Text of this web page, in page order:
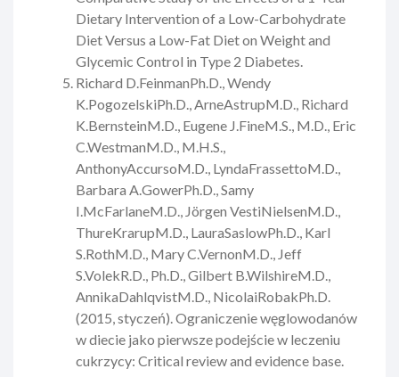
Dietary Intervention of a Low-Carbohydrate
Diet Versus a Low-Fat Diet on Weight and
Glycemic Control in Type 2 Diabetes.
Richard D. FeinmanPh.D., Wendy
K. PogozelskiPh.D., ArneAstrupM.D., Richard
K. BernsteinM.D., Eugene J. FineM.S., M.D., Eric
C.WestmanM.D., M.H.S.,
AnthonyAccursoM.D., LyndaFrassettoM.D.,
Barbara A. GowerPh.D., Samy
I. McFarlaneM.D., Jörgen VestiNielsenM.D.,
ThureKrarupM.D., LauraSaslowPh.D., Karl
S. RothM.D., Mary C.VernonM.D.,
Jeff
S.VolekR.D., Ph.D., Gilbert B.WilshireM.D.,
AnnikaDahlqvistM.D. NicolaiRobakPh.D.
(2015, styczeń). Ograniczenie węglowodanów
w diecie jako pierwsze podejście w leczeniu
cukrzycy: Critical review and evidence base.